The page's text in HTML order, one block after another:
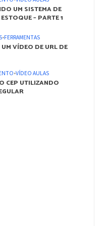
UM SISTEMA DE
– PARTE 1
•FERRAMENTAS
VÍDEO DE URL DE
•VÍDEO AULAS
CEP UTILIZANDO